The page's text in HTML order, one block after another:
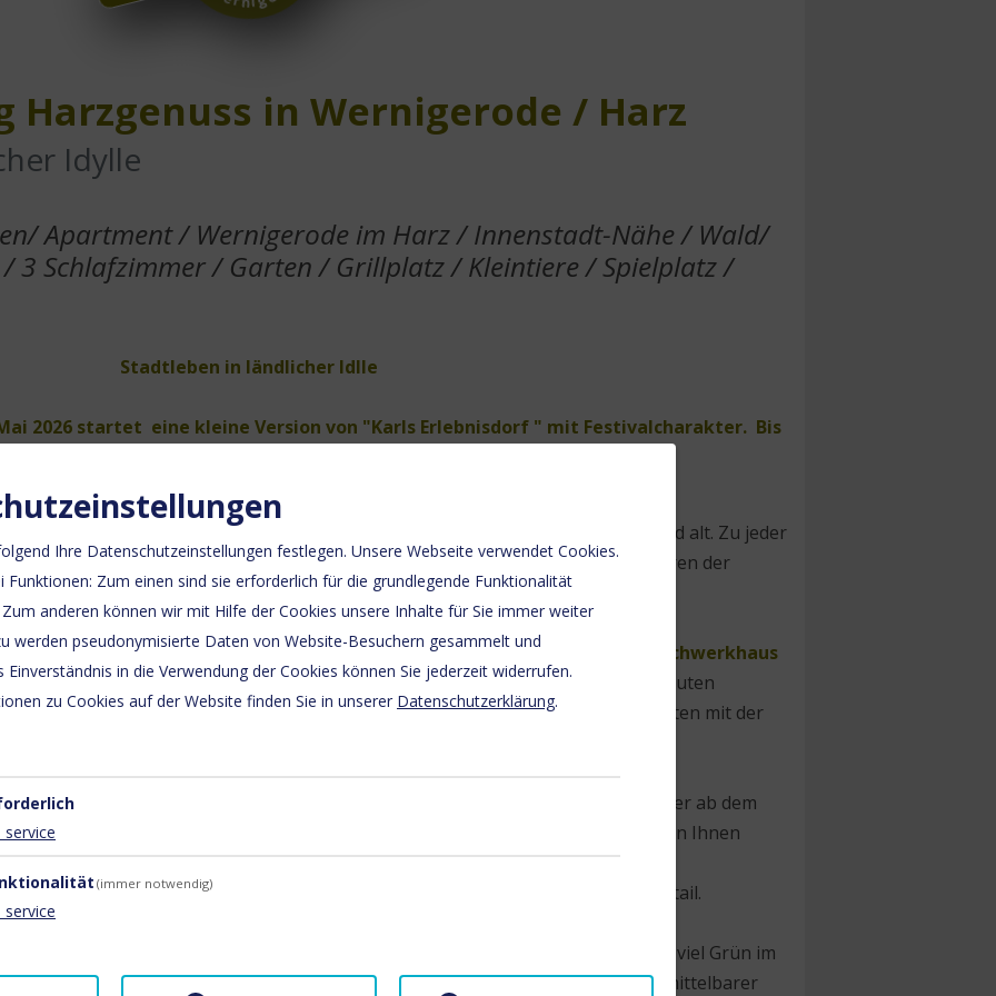
Harzgenuss in Wernigerode / Harz
Idylle
Apartment / Wernigerode im Harz / Innenstadt-Nähe / Wald/
3 Schlafzimmer / Garten / Grillplatz / Kleintiere / Spielplatz /
Stadtleben in ländlicher Idlle
2026 startet eine kleine Version von "Karls Erlebnisdorf " mit Festivalcharakter. Bis
Deutschlands und eine der beliebtesten Urlaubsregionen für jung und alt. Zu jeder
ob als Wochenendreise, Kurzurlaub oder Jahresurlaub, ob auf den Spuren der
auf der Straße der Romanik, auf Bikertour oder zum Wintersport.
Apartmenst dazu das geeignete Feriendomizil, Ihre Ferienwohnung. Unser
Fachwerkhaus
Innen- Stadtnähe, nicht mittendrin und doch nahe dem Stadtzentrum. In 6 Minuten
und in 8 Minuten den historischen Bahnhof, für Fernfahrten oder Fahrten mit der
idyllische Spielplätze auf dem Weg und in unserer Nähe. Ein Bolzplatz für Kinder ab dem
In unserem Haus liegen Spiele und Bücher für unsere Gäste bereit. Das von Ihnen
harzliches Flair, welches so auch in unserer Region nicht alltäglich ist. Beide
und steril eingerichtet, sondern
im Detail.
der Apartments, so sind das
und viel Grün im
kostenfrei. EinParkplatzsteht für unsere Gäste vor dem Grundstück,oder in mittelbarer
Ihre Datenschutzeinstellungen festlegen. Unsere Webseite verwendet Cookies.
Funktionen: Zum einen sind sie erforderlich für die grundlegende Funktionalität
anderen können wir mit Hilfe der Cookies unsere Inhalte für Sie immer weiter
werden pseudonymisierte Daten von Website-Besuchern gesammelt und
Einverständnis in die Verwendung der Cookies können Sie jederzeit widerrufen.
zu Cookies auf der Website finden Sie in unserer Datenschutzerklärung.
service
(immer notwendig)
service